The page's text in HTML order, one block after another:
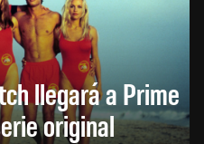
llegará a Prime
original